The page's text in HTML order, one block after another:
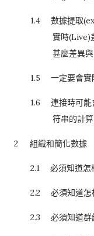
1.4 數據提取
實時(Live)
甚麼差異
1.5 一定要會
1.6 連接時可
符串的計算
2 組織和簡化數據
2.1 必須知道怎
2.2 必須知道
2.3 必須知道